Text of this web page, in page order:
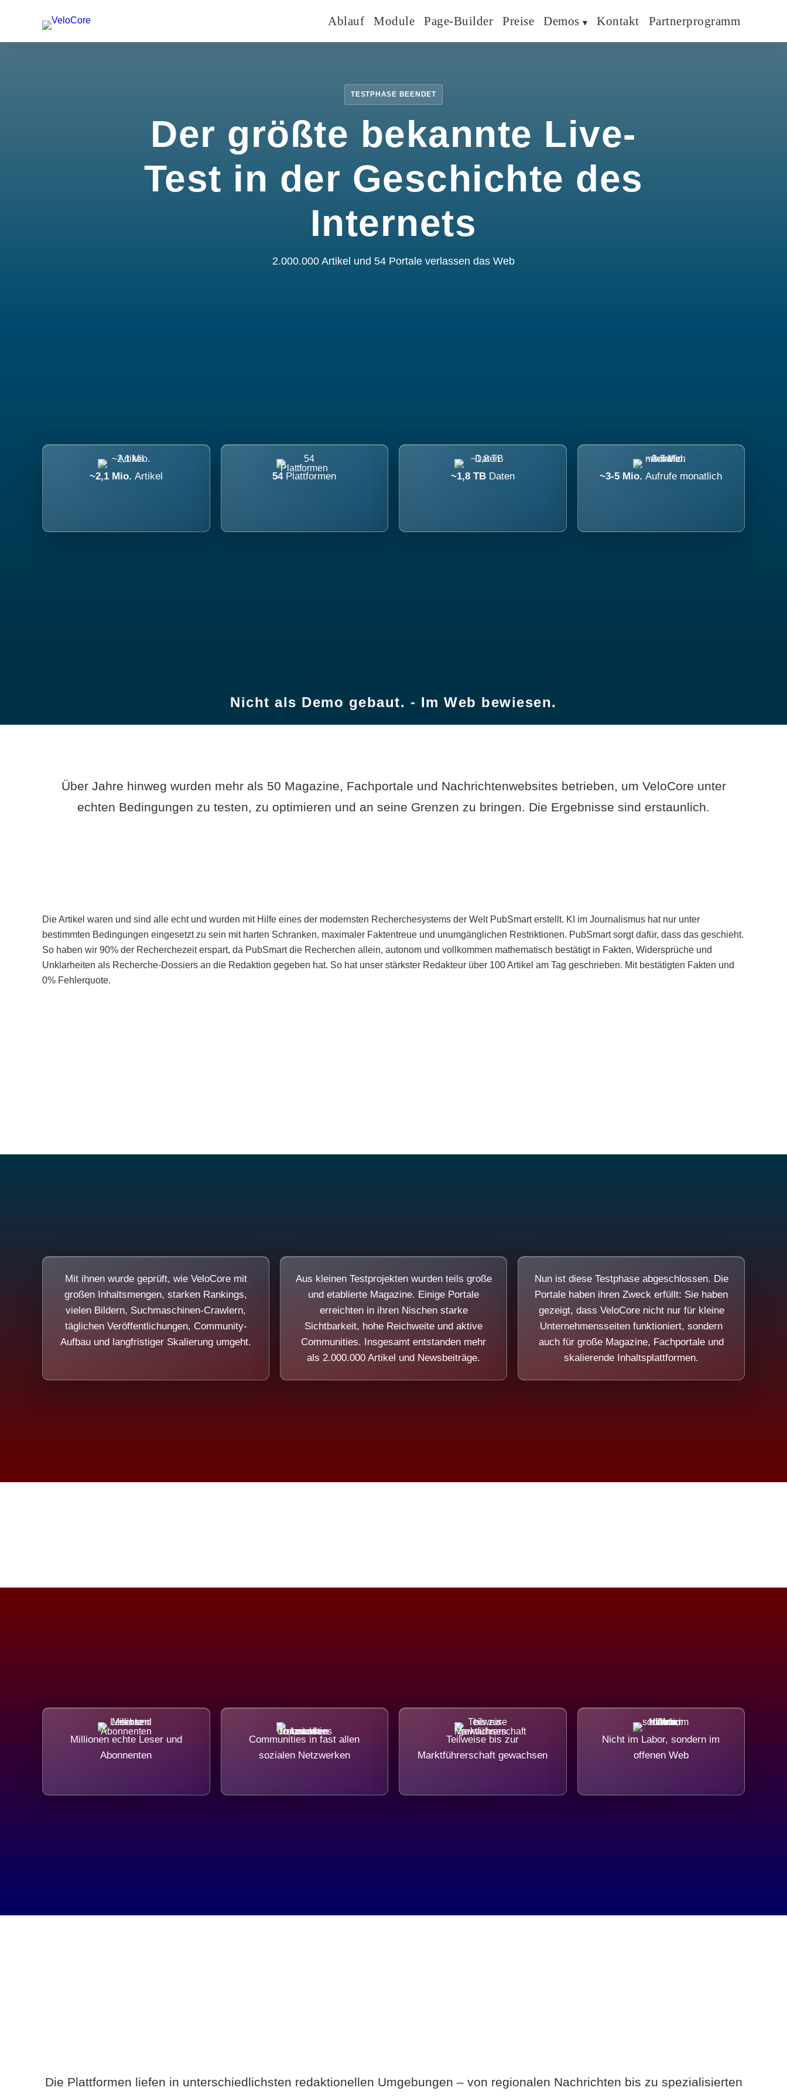
Ablauf Module Page-Builder Preise Demos Kontakt Partnerprogramm
TESTPHASE BEENDET
Der größte bekannte Live-
Test in der Geschichte des
Internets
2.000.000 Artikel und 54 Portale verlassen das Web
~2,1 Mio. Artikel 54 Plattformen ~1,8 TB Daten ~3-5 Mio.Aufrufe monatlich
Nicht als Demo gebaut. - Im Web bewiesen.
Über Jahre hinweg wurden mehr als 50 Magazine, Fachportale und Nachrichtenwebsites betrieben, um VeloCore unter
echten Bedingungen zu testen, zu optimieren und an seine Grenzen zu bringen. Die Ergebnisse sind erstaunlich.
Die Artikel waren und sind alle echt und wurden mit Hilfe eines der modernsten Recherchesystems der Welt PubSmart erstellt. KI im Journalismus hat nur unter
bestimmten Bedingungen eingesetzt zu sein mit harten Schranken, maximaler Faktentreue und unumgänglichen Restriktionen. PubSmart sorgt dafür, dass das geschieht.
So haben wir 90% der Recherchezeit erspart, da PubSmart die Recherchen allein, autonom und vollkommen mathematisch bestätigt in Fakten, Widersprüche und
Unklarheiten als Recherche-Dossiers an die Redaktion gegeben hat. So hat unser stärkster Redakteur über 100 Artikel am Tag geschrieben. Mit bestätigten Fakten und
0% Fehlerquote.
Mit ihnen wurde geprüft, wie VeloCore mit
großen Inhaltsmengen, starken Rankings,
vielen Bildern, Suchmaschinen-Crawlern,
täglichen Veröffentlichungen, Community-
Aufbau und langfristiger Skalierung umgeht.
Aus kleinen Testprojekten wurden teils große
und etablierte Magazine. Einige Portale
erreichten in ihren Nischen starke
Sichtbarkeit, hohe Reichweite und aktive
Communities. Insgesamt entstanden mehr
als 2.000.000 Artikel und Newsbeiträge.
Nun ist diese Testphase abgeschlossen. Die
Portale haben ihren Zweck erfüllt: Sie haben
gezeigt, dass VeloCore nicht nur für kleine
Unternehmensseiten funktioniert, sondern
auch für große Magazine, Fachportale und
skalierende Inhaltsplattformen.
Millionen echte Leser und
Abonnenten
Communities in fast allen
sozialen Netzwerken
Teilweise bis zur
Marktführerschaft gewachsen
Nicht im Labor, sondern im
offenen Web
Die Plattformen liefen in unterschiedlichsten redaktionellen Umgebungen – von regionalen Nachrichten bis zu spezialisierten